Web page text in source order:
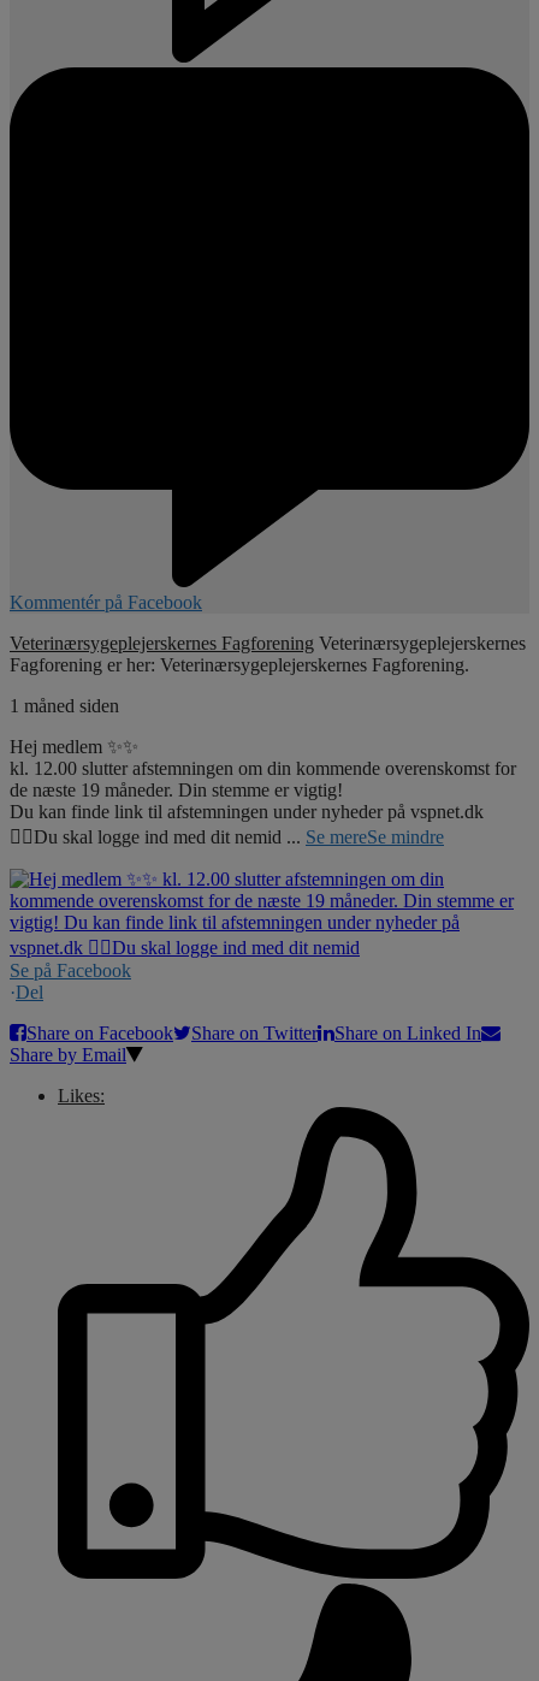
Kommentér på Facebook
Veterinærsygeplejerskernes Fagforening Veterinærsygeplejerskernes
Fagforening er her: Veterinærsygeplejerskernes Fagforening.
1 måned siden
Hej medlem ✨✨
kl. 12.00 slutter afstemningen om din kommende overenskomst for
de næste 19 måneder. Din stemme er vigtig!
Du kan finde link til afstemningen under nyheder på vspnet.dk
☝🏼Du skal logge ind med dit nemid ... Se mereSe mindre
Se på Facebook
·Del
Share on Facebook
Share on Twitter
Share on Linked In
Share by Email
Likes: